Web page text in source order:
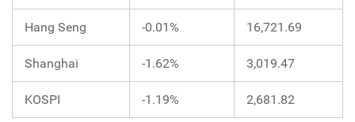
Hang Seng -0.01% 16,721.69
Shanghai -1.62% 3,019.47
KOSPI -1.19% 2,681.82